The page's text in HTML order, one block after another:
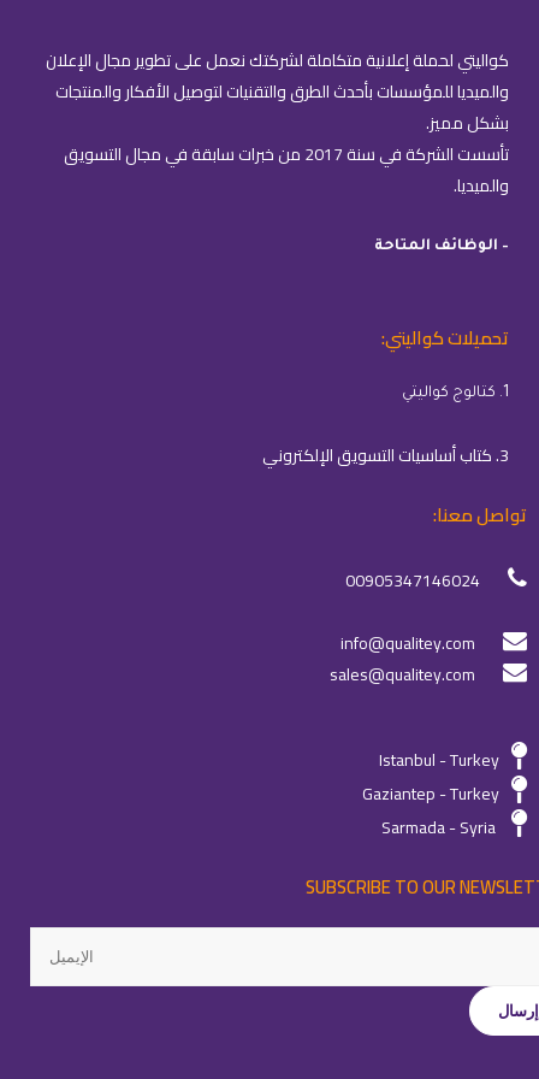
كواليتي لحملة إعلانية متكاملة لشركتك نعمل على تطوير مجال الإعلان
والميديا للمؤسسات بأحدث الطرق والتقنيات لتوصيل الأفكار والمنتجات
بشكل مميز.
تأسست الشركة في سنة 2017 من خبرات سابقة في مجال التسويق
والميديا.
– الوظائف المتاحة
تحميلات كواليتي:
1. كتالوج كواليتي
3. كتاب أساسيات التسويق الإلكتروني
تواصل معنا:
00905347146024
info@qualitey.com
sales@qualitey.com
Istanbul - Turkey
Gaziantep - Turkey
Sarmada - Syria
SUBSCRIBE TO OUR